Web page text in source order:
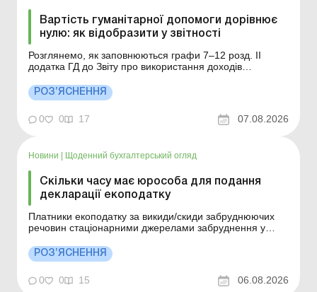
Вартість гуманітарної допомоги дорівнює
нулю: як відобразити у звітності
Розглянемо, як заповнюються графи 7–12 розд. ІІ
додатка ГД до Звіту про використання доходів
гуманітарної допомоги, у тому числі вартість якої
дорівнює нулю. Більше за темою: Увезення та
передання автомобіля як гуманітарної допомоги для
потр...
РОЗ’ЯСНЕННЯ
0 0 17 07.08.2026
Новини Щоденний бухгалтерський огляд
Скільки часу має юрособа для подання
декларації екоподатку
Платники екоподатку за викиди/скиди забруднюючих
речовин стаціонарними джерелами забруднення у
податкові декларації та подають їх протягом 40
календарних днів, наступних за останнім календарним
днем ​​податкового (звітного) кварталу. Деталі див.
нижче...
РОЗ’ЯСНЕННЯ
0 0 15 06.08.2026